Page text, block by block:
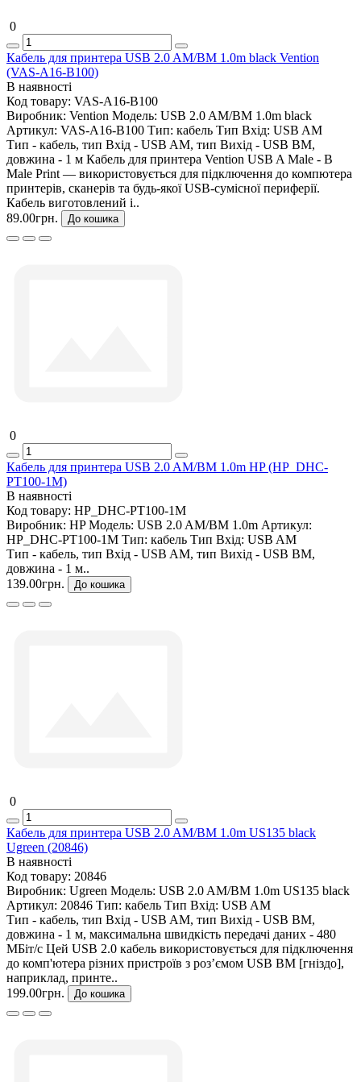
0
Кабель для принтера USB 2.0 AM/BM 1.0m black Vention
(VAS-A16-B100)
В наявності
Код товару: VAS-A16-B100
Виробник: Vention Модель: USB 2.0 AM/BM 1.0m black
Артикул: VAS-A16-B100 Тип: кабель Тип Вхід: USB AM
Тип - кабель, тип Вхід - USB AM, тип Вихід - USB BM,
довжина - 1 м Кабель для принтера Vention USB A Male - B
Male Print — використовується для підключення до компютера
принтерів, сканерів та будь-якої USB-сумісної периферії.
Кабель виготовлений і..
89.00грн.
До кошика
0
Кабель для принтера USB 2.0 AM/BM 1.0m HP (HP_DHC-
PT100-1M)
В наявності
Код товару: HP_DHC-PT100-1M
Виробник: HP Модель: USB 2.0 AM/BM 1.0m Артикул:
HP_DHC-PT100-1M Тип: кабель Тип Вхід: USB AM
Тип - кабель, тип Вхід - USB AM, тип Вихід - USB BM,
довжина - 1 м..
139.00грн.
До кошика
0
Кабель для принтера USB 2.0 AM/BM 1.0m US135 black
Ugreen (20846)
В наявності
Код товару: 20846
Виробник: Ugreen Модель: USB 2.0 AM/BM 1.0m US135 black
Артикул: 20846 Тип: кабель Тип Вхід: USB AM
Тип - кабель, тип Вхід - USB AM, тип Вихід - USB BM,
довжина - 1 м, максимальна швидкість передачі даних - 480
МБіт/с Цей USB 2.0 кабель використовується для підключення
до комп'ютера різних пристроїв з розʼємом USB BM [гніздо],
наприклад, принте..
199.00грн.
До кошика